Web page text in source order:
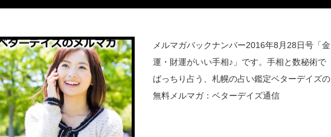
メルマガバックナンバー2016年8月28日号「金
運・財運がいい手相♪」です。手相と数秘術で
ばっちり占う、札幌の占い鑑定ベターデイズの
無料メルマガ：ベターデイズ通信